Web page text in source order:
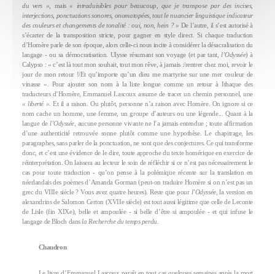
du vers » , mais« intraduisibles pour beaucoup, que je transpose par des incises,
interjections, ponctuations sonores, onomatopées, tout le nuancier linguistique indicateur
des couleurs et changements de tonalité : oui, non, hein ? » De l’autre, il s’est autorisé à
s’écarter de la transposition stricte, pour gagner en style direct. Si chaque traduction
d’Homère parle de son époque, alors celle-ci nous incite à considérer la désacralisation du
langage - ou sa démocratisation. Ulysse résumant son voyage (et par tant, l’Odyssée) à
Calypso : « c’est là tout mon souhait, tout mon rêve, à jamais :/rentrer chez moi, revoir le
jour de mon retour !/Et qu’importe qu’un dieu me martyrise sur une mer couleur de
vinasse ». Pour ajouter son nom à la liste longue comme un retour à Ithaque des
traducteurs d’Homère, Emmanuel Lascoux assume de tracer un chemin personnel, une
« liberté » . Et il a raison. Ou plutôt, personne n’a raison avec Homère. On ignore si ce
nom cache un homme, une femme, un groupe d’auteurs ou une légende... Quant à la
langue de l’Odyssée , aucune personne vivante ne l’a jamais entendue ; toute affirmation
d’une authenticité retrouvée sonne plutôt comme une hypothèse. Le chapitrage, les
paragraphes, sans parler de la ponctuation, ne sont que des conjectures. Ce qui transforme
donc, et c’est une évidence de le dire, toute approche du texte homérique en exercice de
réinterprétation. On laissera au lecteur le soin de réfléchir si ce n’est pas nécessairement le
cas pour toute traduction - qu’on pense à la polémique récente sur la translation en
néerlandais des poèmes d’Amanda Gorman (peut-on traduire Homère si on n’est pas un
grec du VIIIe siècle ? Vous avez quatre heures). Reste que pour l’Odyssée, la version en
alexandrins de Salomon Certon (XVIIe siècle) est tout aussi légitime que celle de Leconte
de Lisle (fin XIXe), belle et ampoulée - si belle d’être si ampoulée - et qui infuse le
langage de Bloch dans la Recherche du temps perdu
Chaudron